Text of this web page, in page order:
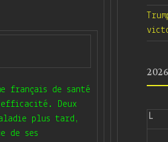
français de santé
Deux
plus tard,
de ses
2026
L